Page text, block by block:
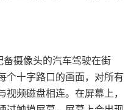
摄像头的汽车驾驶在街
个十字路口的画面，对所有
频磁盘相连。在屏幕上，